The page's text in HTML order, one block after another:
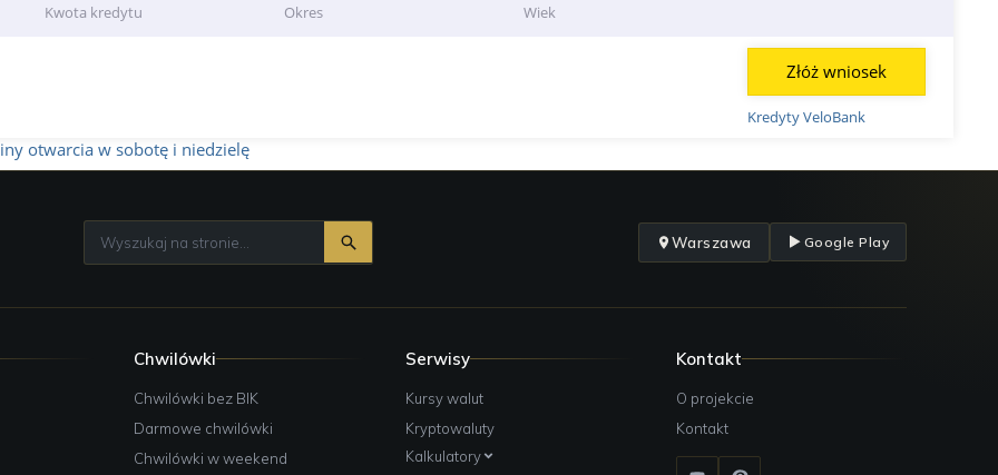
Kwota kredytu Okres Wiek
Kredyty VeloBank
Złóż wniosek
otwarcia w sobotę i niedzielę
Warszawa Google Play
Chwilówki
Chwilówki bez BIK
Darmowe chwilówki
Chwilówki w weekend
Serwisy
Kursy walut
Kryptowaluty
Kalkulatory
Kontakt
O projekcie
Kontakt